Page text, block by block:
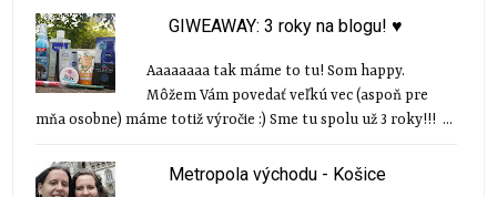
GIWEAWAY: 3 roky na blogu! ♥
Aaaaaaaa tak máme to tu! Som happy.
Môžem Vám povedať veľkú vec (aspoň pre
mňa osobne) máme totiž výročie :) Sme tu spolu už 3 roky!!! ...
Metropola východu - Košice